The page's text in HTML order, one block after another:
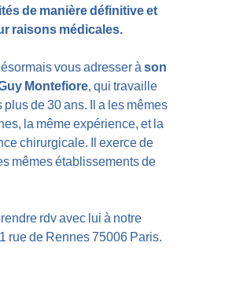
la cataracte, vous pourrez regagner
recommandé de se faire
Un contrôle postopératoire a lieu dès
est programmé environ une
par la cataracte ? Vous devrez
avant de vous faire opérer du
de manière définitive et
raisons médicales.
vous adresser à son
Montefiore , qui travaille
de 30 ans. Il a les mêmes
la même expérience, et la
chirurgicale. Il exerce de
mêmes établissements de
rdv avec lui à notre
rue de Rennes 75006 Paris.